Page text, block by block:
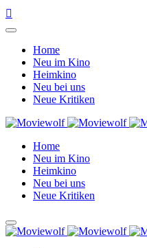
Home
Neu im Kino
Heimkino
Neu bei uns
Neue Kritiken
Home
Neu im Kino
Heimkino
Neu bei uns
Neue Kritiken